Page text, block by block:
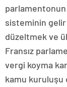
sisteminin gelir
düzeltmek ve
Fransız
vergi koyma
kamu kuruluşu